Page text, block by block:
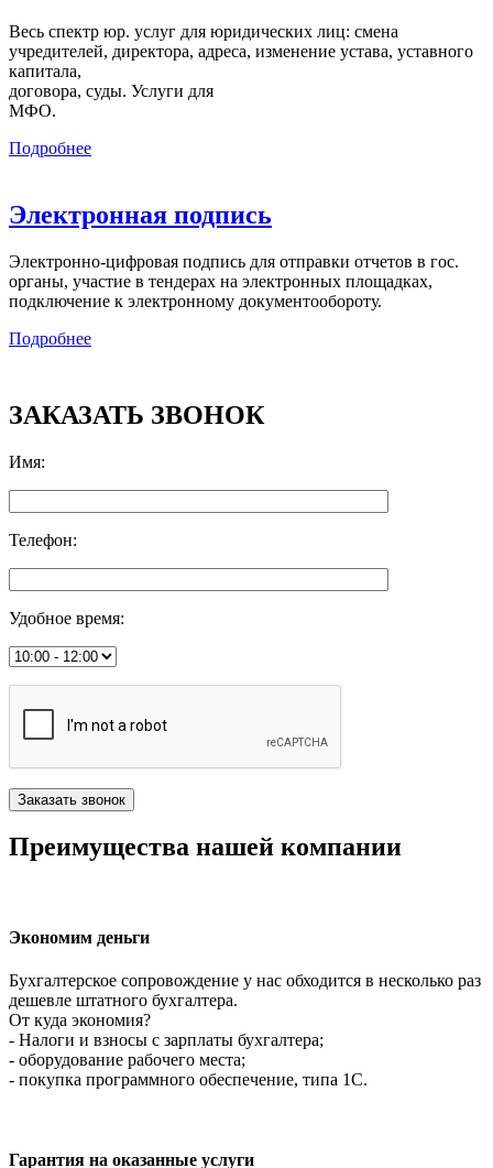
Весь спектр юр. услуг для юридических лиц: смена
учредителей, директора, адреса, изменение устава, уставного
капитала,
договора, суды. Услуги для
МФО.
Подробнее
Электронная подпись
Электронно-цифровая подпись для отправки отчетов в гос.
органы, участие в тендерах на электронных площадках,
подключение к электронному документообороту.
Подробнее
ЗАКАЗАТЬ ЗВОНОК
Имя:
Телефон:
Удобное время:
Преимущества нашей компании
Экономим деньги
Бухгалтерское сопровождение у нас обходится в несколько раз
дешевле штатного бухгалтера.
От куда экономия?
- Налоги и взносы с зарплаты бухгалтера;
- оборудование рабочего места;
- покупка программного обеспечение, типа 1С.
Гарантия на оказанные услуги